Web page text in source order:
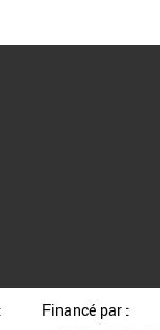
Financé par :